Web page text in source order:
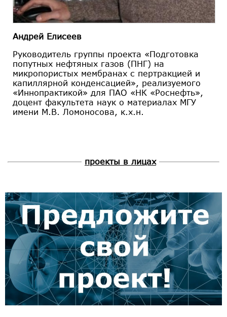
Андрей Елисеев
Руководитель группы проекта «Подготовка
попутных нефтяных газов (ПНГ) на
микропористых мембранах с пертракцией и
капиллярной конденсацией», реализуемого
«Иннопрактикой» для ПАО «НК «Роснефть»,
доцент факультета наук о материалах МГУ
имени М.В. Ломоносова, к.х.н.
проекты в лицах